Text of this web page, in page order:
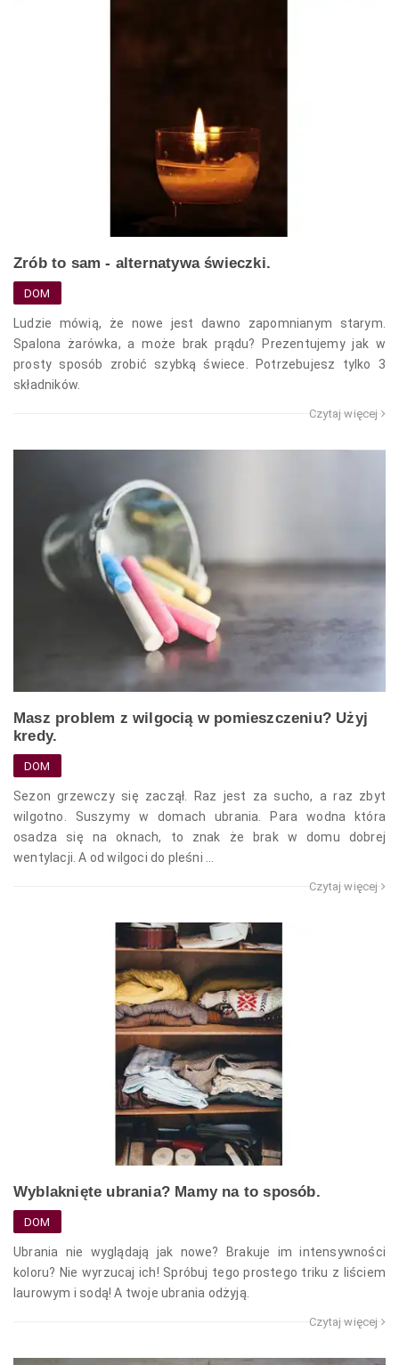
Zrób to sam - alternatywa świeczki.
DOM
Ludzie mówią, że nowe jest dawno zapomnianym starym.
Spalona żarówka, a może brak prądu? Prezentujemy jak w
prosty sposób zrobić szybką świece. Potrzebujesz tylko 3
składników.
Czytaj więcej
Masz problem z wilgocią w pomieszczeniu? Użyj
kredy.
DOM
Sezon grzewczy się zaczął. Raz jest za sucho, a raz zbyt
wilgotno. Suszymy w domach ubrania. Para wodna która
osadza się na oknach, to znak że brak w domu dobrej
wentylacji. A od wilgoci do pleśni ...
Czytaj więcej
Wyblaknięte ubrania? Mamy na to sposób.
DOM
Ubrania nie wyglądają jak nowe? Brakuje im intensywności
koloru? Nie wyrzucaj ich! Spróbuj tego prostego triku z liściem
laurowym i sodą! A twoje ubrania odżyją.
Czytaj więcej